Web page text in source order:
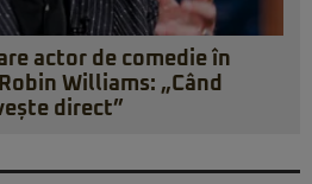
actor de comedie în
Williams: „Când
direct”